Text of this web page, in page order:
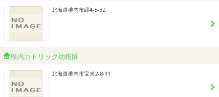
北海道稚内市緑4-5-32
稚内カトリック幼稚園
北海道稚内市宝来2-8-11